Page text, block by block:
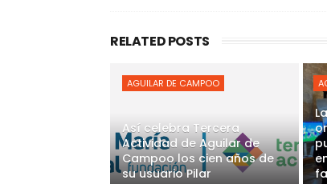
RELATED POSTS
AGUILAR DE CAMPOO
Así celebra Tercera
Actividad de Aguilar de
Campoo los cien años de
su usuario Pilar